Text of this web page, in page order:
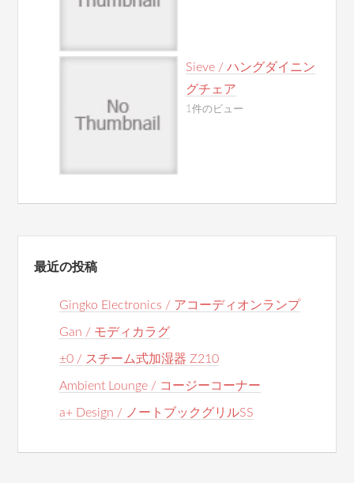
Sieve / ハングダイニン
グチェア
1件のビュー
最近の投稿
Gingko Electronics / アコーディオンランプ
Gan / モディカラグ
±0 / スチーム式加湿器 Z210
Ambient Lounge / コージーコーナー
a+ Design / ノートブックグリルSS